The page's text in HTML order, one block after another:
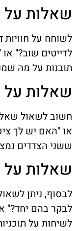
שאלות על
לשוחח על חוויות
לדייטים שוב?"
תובנות על מה
שאלות על
חשוב לשאול
או "האם יש לך
ששני הצדדים
שאלות על
לבסוף, ניתן
לבקר בהם יחד?"
לשיחות על